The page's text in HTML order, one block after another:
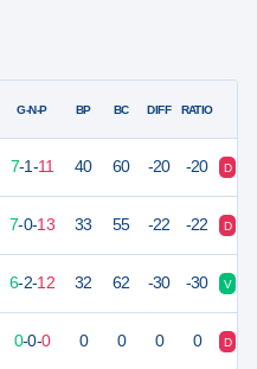
G-N-P BP BC DIFF RATIO
7-1-11 40 60 -20 -20 D
7-0-13 33 55 -22 -22 D
6-2-12 32 62 -30 -30 V
0-0-0 0 0 0 0 D